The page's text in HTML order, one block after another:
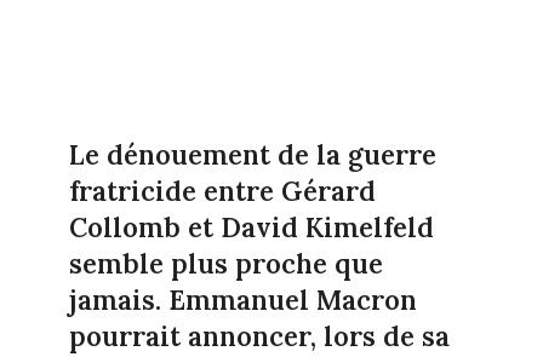
Le dénouement de la guerre
fratricide entre Gérard
Collomb et David Kimelfeld
semble plus proche que
jamais. Emmanuel Macron
pourrait annoncer, lors de sa